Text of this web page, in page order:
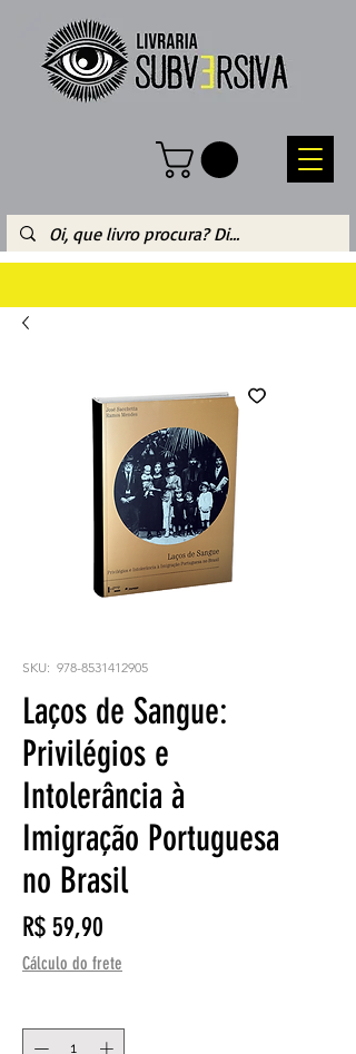
SKU: 978-8531412905
Laços de Sangue:
Privilégios e
Intolerância à
Imigração Portuguesa
no Brasil
R$ 59,90
Cálculo do frete